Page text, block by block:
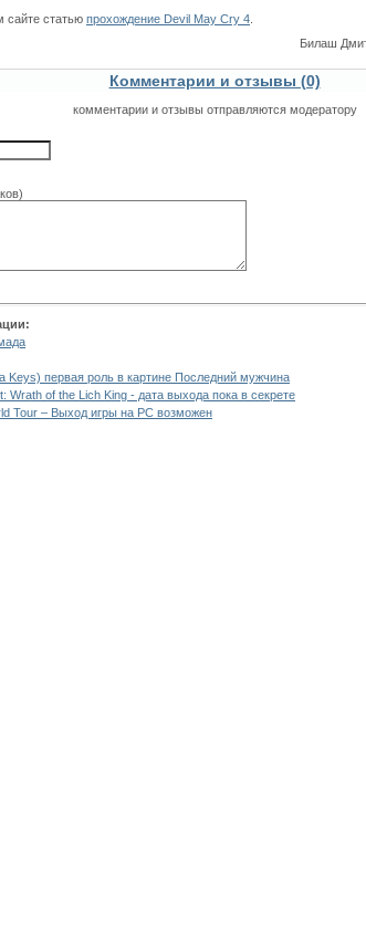
сайте статью прохождение Devil May Cry 4
Билаш
Комментарии и отзывы (0)
комментарии и отзывы отправляются модератору
Keys) первая роль в картине Последний мужчина
Wrath of the Lich King - дата выхода пока в секрете
Tour – Выход игры на РС возможен